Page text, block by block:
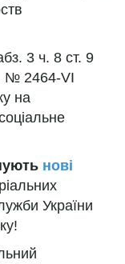
3 ч. 8 ст. 9
№ 2464-VI
на
нові
України